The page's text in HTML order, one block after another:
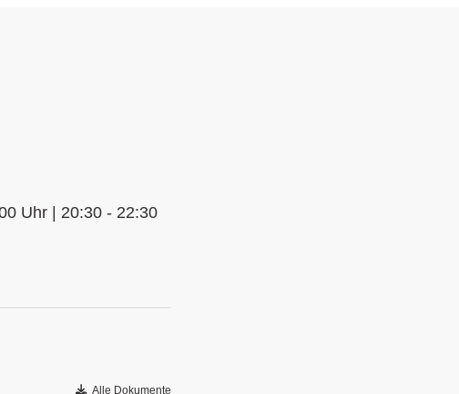
Uhr | 20:30 - 22:30
Alle Dokumente